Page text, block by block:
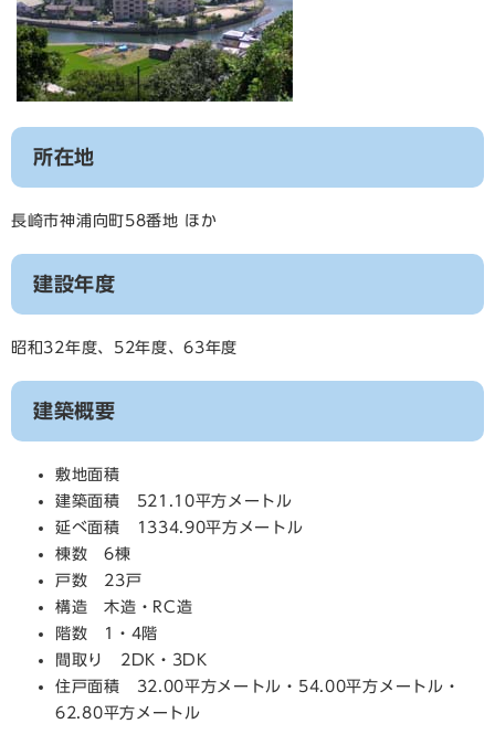
所在地
長崎市神浦向町58番地 ほか
建設年度
昭和32年度、52年度、63年度
建築概要
敷地面積
建築面積 521.10平方メートル
延べ面積 1334.90平方メートル
棟数 6棟
戸数 23戸
構造 木造・RC造
階数 1・4階
間取り 2DK・3DK
住戸面積 32.00平方メートル・54.00平方メートル・
62.80平方メートル